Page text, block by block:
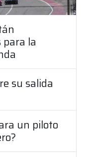
la
su salida
un piloto